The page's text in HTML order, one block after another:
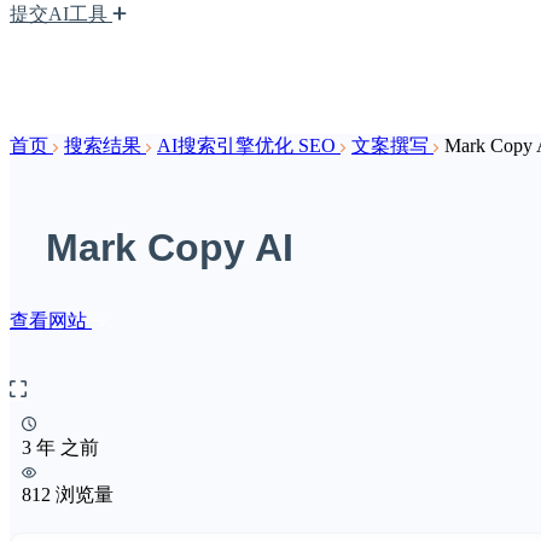
提交AI工具
首页 搜索结果 AI搜索引擎优化 SEO 文案撰写 Mark Copy
Mark Copy AI
查看网站
3 年 之前
812 浏览量